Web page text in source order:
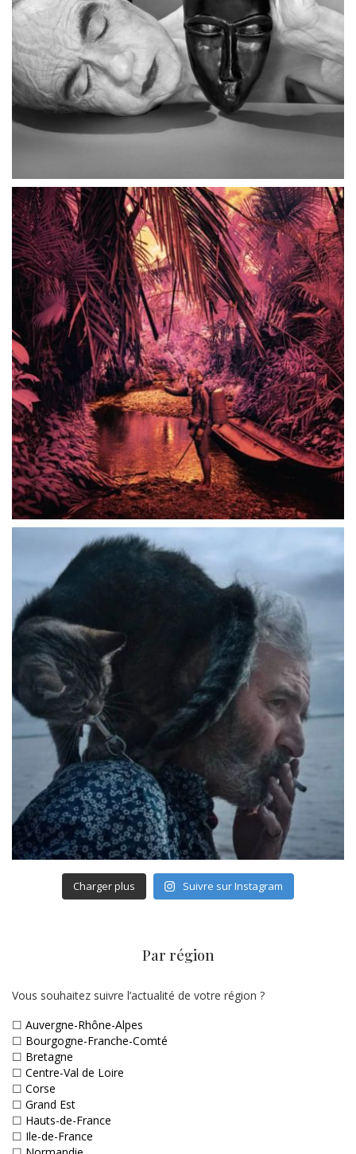
Charger plus Suivre sur Instagram
Par région
Vous souhaitez suivre l’actualité de votre région ?
☐ Auvergne-Rhône-Alpes
☐ Bourgogne-Franche-Comté
☐ Bretagne
☐ Centre-Val de Loire
☐ Corse
☐ Grand Est
☐ Hauts-de-France
☐ Ile-de-France